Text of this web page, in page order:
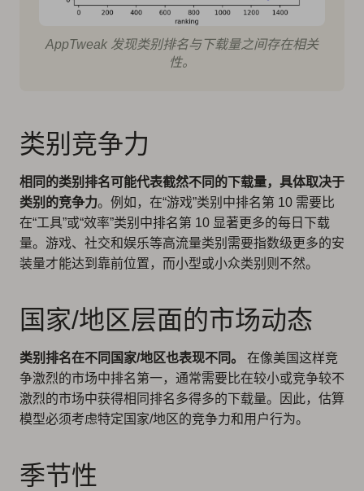
AppTweak 发现类别排名与下载量之间存在相关
性。
类别竞争力
相同的类别排名可能代表截然不同的下载量，具体取决于
类别的竞争力。例如，在“游戏”类别中排名第 10 需要比
在“工具”或“效率”类别中排名第 10 显著更多的每日下载
量。游戏、社交和娱乐等高流量类别需要指数级更多的安
装量才能达到靠前位置，而小型或小众类别则不然。
国家/地区层面的市场动态
类别排名在不同国家/地区也表现不同。
在像美国这样竞
争激烈的市场中排名第一，通常需要比在较小或竞争较不
激烈的市场中获得相同排名多得多的下载量。因此，估算
模型必须考虑特定国家/地区的竞争力和用户行为。
季节性